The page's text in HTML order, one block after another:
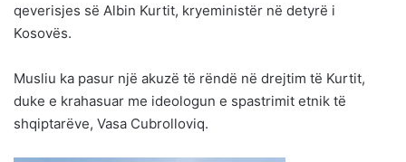
qeverisjes së Albin Kurtit, kryeministër në detyrë i
Kosovës.
Musliu ka pasur një akuzë të rëndë në drejtim të Kurtit,
duke e krahasuar me ideologun e spastrimit etnik të
shqiptarëve, Vasa Cubrolloviq.